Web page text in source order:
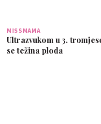
MISSMAMA
Ultrazvukom u 3.
se težina ploda